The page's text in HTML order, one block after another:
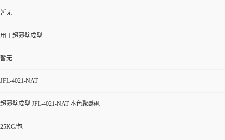
暂无
用于超薄壁成型
暂无
JFL-4021-NAT
超薄壁成型 JFL-4021-NAT 本色聚醚砜
25KG/包